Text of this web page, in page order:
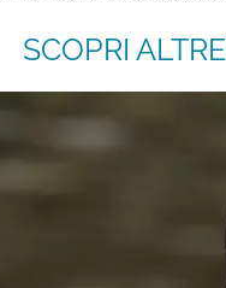
SCOPRI